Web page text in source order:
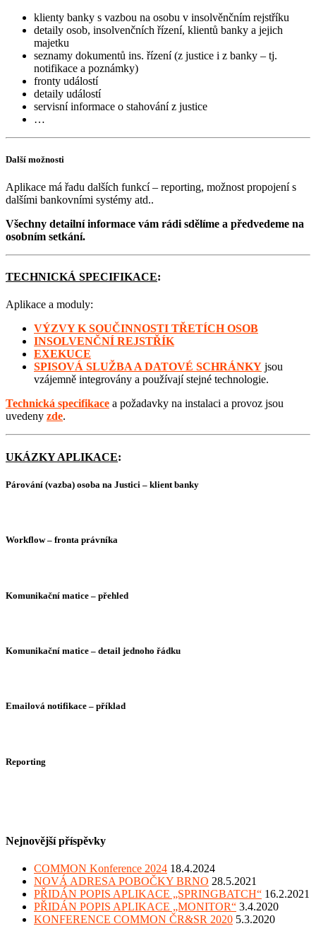
klienty banky s vazbou na osobu v insolvěnčním rejstříku
detaily osob, insolvenčních řízení, klientů banky a jejich
majetku
seznamy dokumentů ins. řízení (z justice i z banky – tj.
notifikace a poznámky)
fronty událostí
detaily událostí
servisní informace o stahování z justice
…
Další možnosti
Aplikace má řadu dalších funkcí – reporting, možnost propojení s
dalšími bankovními systémy atd..
Všechny detailní informace vám rádi sdělíme a předvedeme na
osobním setkání.
TECHNICKÁ SPECIFIKACE:
Aplikace a moduly:
VÝZVY K SOUČINNOSTI TŘETÍCH OSOB
INSOLVENČNÍ REJSTŘÍK
EXEKUCE
SPISOVÁ SLUŽBA A DATOVÉ SCHRÁNKY jsou
vzájemně integrovány a používají stejné technologie.
Technická specifikace a požadavky na instalaci a provoz jsou
uvedeny zde.
UKÁZKY APLIKACE:
Párování (vazba) osoba na Justici – klient banky
Workflow – fronta právníka
Komunikační matice – přehled
Komunikační matice – detail jednoho řádku
Emailová notifikace – příklad
Reporting
Nejnovější příspěvky
COMMON Konference 2024 18.4.2024
NOVÁ ADRESA POBOČKY BRNO 28.5.2021
PŘIDÁN POPIS APLIKACE „SPRINGBATCH“ 16.2.2021
PŘIDÁN POPIS APLIKACE „MONITOR“ 3.4.2020
KONFERENCE COMMON ČR&SR 2020 5.3.2020